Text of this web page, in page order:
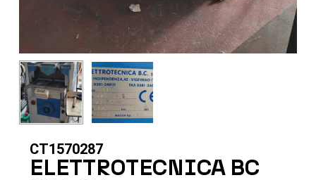
CT1570287
ELETTROTECNICA BC